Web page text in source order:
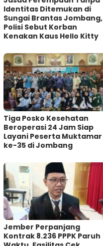
Identitas Ditemukan di
Sungai Brantas Jombang,
Polisi Sebut Korban
Kenakan Kaus Hello Kitty
Tiga Posko Kesehatan
Beroperasi 24 Jam Siap
Layani Peserta Muktamar
ke-35 di Jombang
Jember Perpanjang
Kontrak 8.236 PPPK Paruh